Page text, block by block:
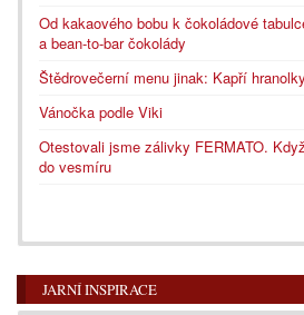
Od kakaového bobu k čokoládové
a bean-to-bar čokolády
Štědrovečerní menu jinak: Kapří
Vánočka podle Viki
Otestovali jsme zálivky FERMATO.
do vesmíru
JARNÍ INSPIRACE